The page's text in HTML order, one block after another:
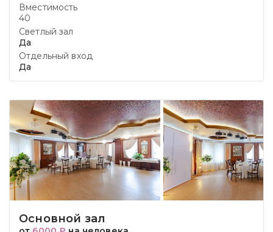
Вместимость
40
Светлый зал
Да
Отдельный вход
Да
Основной зал